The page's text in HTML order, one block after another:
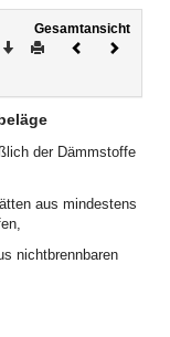
Gesamtansicht
Download
DruckenVorheriges
der Dämmstoffe
aus mindestens
nichtbrennbaren